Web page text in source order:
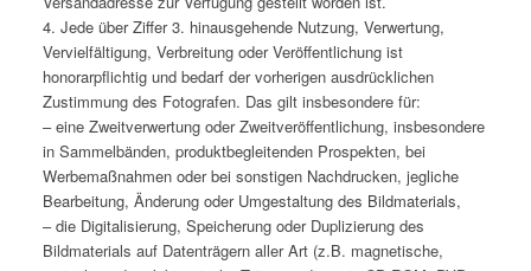
4. Jede über Ziffer 3. hinausgehende Nutzung, Verwertung,
Vervielfältigung, Verbreitung oder Veröffentlichung ist
honorarpflichtig und bedarf der vorherigen ausdrücklichen
Zustimmung des Fotografen. Das gilt insbesondere für:
– eine Zweitverwertung oder Zweitveröffentlichung, insbesondere
in Sammelbänden, produktbegleitenden Prospekten, bei
Werbemaßnahmen oder bei sonstigen Nachdrucken, jegliche
Bearbeitung, Änderung oder Umgestaltung des Bildmaterials,
– die Digitalisierung, Speicherung oder Duplizierung des
Bildmaterials auf Datenträgern aller Art (z.B. magnetische,